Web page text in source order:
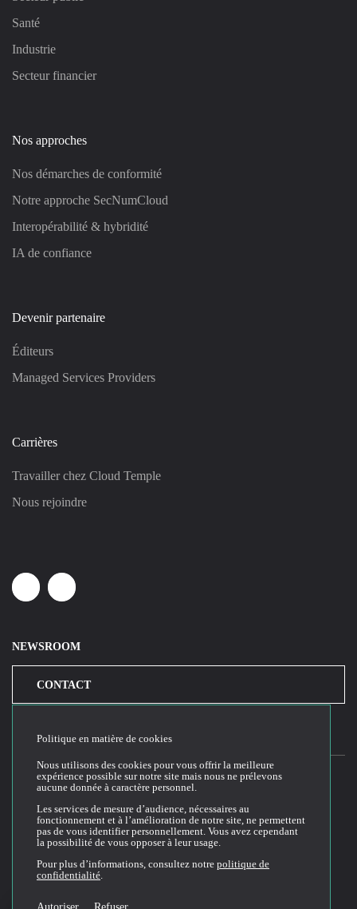
Santé
Industrie
Secteur financier
Nos approches
Nos démarches de conformité
Notre approche SecNumCloud
Interopérabilité & hybridité
IA de confiance
Devenir partenaire
Éditeurs
Managed Services Providers
Carrières
Travailler chez Cloud Temple
Nous rejoindre
LinkedinYoutube
NEWSROOM
CONTACT
Conditions générales d'utilisation du site web
Politique de confidentialité
Politique de cookies
Conditions Générales de Vente et Utilisation (CGVU)
Politique en matière de cookies
Nous utilisons des cookies pour vous offrir la meilleure
expérience possible sur notre site mais nous ne prélevons
aucune donnée à caractère personnel.
Les services de mesure d’audience, nécessaires au
fonctionnement et à l’amélioration de notre site, ne permettent
pas de vous identifier personnellement. Vous avez cependant
la possibilité de vous opposer à leur usage.
Pour plus d’informations, consultez notre politique de
confidentialité.